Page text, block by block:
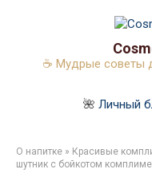
☕ Мудрые советы
🌺 Личный
О напитке » Красивые
шутник с бойкотом